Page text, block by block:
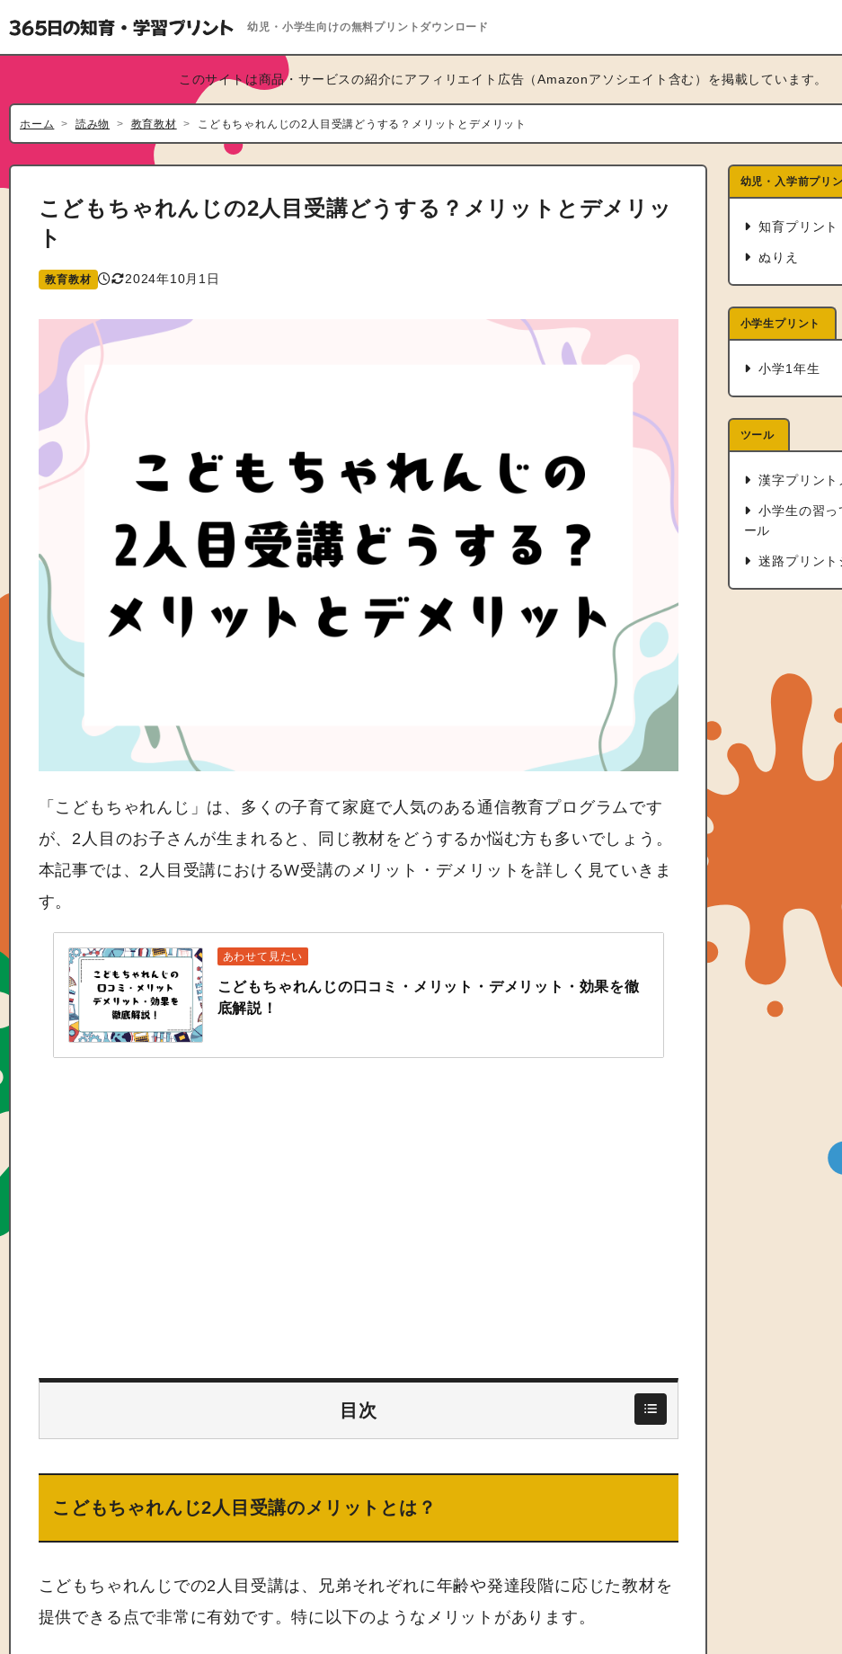
幼児・小学生向けの無料プリントダウンロード
このサイトは商品・サービスの紹介にアフィリエイト広告（Amazonアソシエイト含む）を掲載しています。
ホーム 読み物 教育教材 こどもちゃれんじの2人目受講どうする？メリットとデメリット
こどもちゃれんじの2人目受講どうする？メリットとデメリッ
ト
教育教材 2024年10月1日
「こどもちゃれんじ」は、多くの子育て家庭で人気のある通信教育プログラムです
が、2人目のお子さんが生まれると、同じ教材をどうするか悩む方も多いでしょう。
本記事では、2人目受講におけるW受講のメリット・デメリットを詳しく見ていきま
す。
こどもちゃれんじの口コミ・メリット・デメリット・効果を徹
底解説！
目次
こどもちゃれんじ2人目受講のメリットとは？
こどもちゃれんじでの2人目受講は、兄弟それぞれに年齢や発達段階に応じた教材を
提供できる点で非常に有効です。特に以下のようなメリットがあります。
幼児・入学前プリ
知育プリント
ぬりえ
小学生プリント
小学1年生
ツール
漢字プリント
小学生の習っ
ール
迷路プリント